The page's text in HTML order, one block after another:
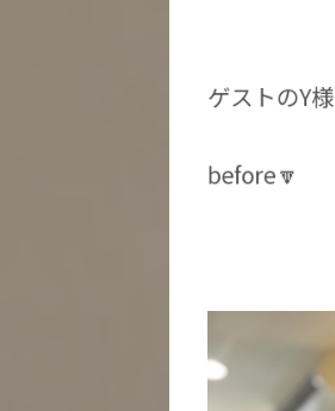
ゲストのY様
before🔽